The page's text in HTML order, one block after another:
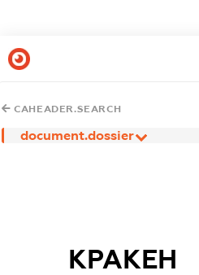
CAHEADER.SEARCH
document.dossier
КРАКЕН